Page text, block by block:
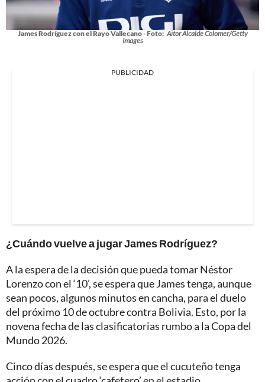
James Rodríguez con el Rayo Vallecano - Foto: Aitor Alcalde Colomer/Getty
Images
PUBLICIDAD
¿Cuándo vuelve a jugar James Rodríguez?
A la espera de la decisión que pueda tomar Néstor
Lorenzo con el ‘10’, se espera que James tenga, aunque
sean pocos, algunos minutos en cancha, para el duelo
del próximo 10 de octubre contra Bolivia. Esto, por la
novena fecha de las clasificatorias rumbo a la Copa del
Mundo 2026.
Cinco días después, se espera que el cucuteño tenga